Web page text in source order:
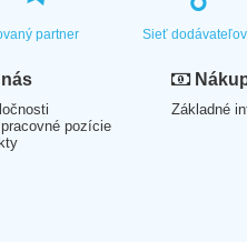
partner Sieť dodávateľov
pozície
Základné